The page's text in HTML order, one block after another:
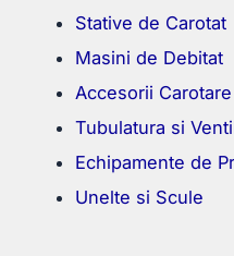
Stative de Carotat
Masini de Debitat
Accesorii Carotare
Tubulatura si
Echipamente de
Unelte si Scule